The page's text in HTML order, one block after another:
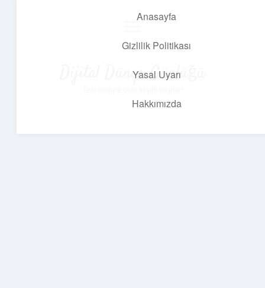
Anasayfa
Gizlilik Politikası
Yasal Uyarı
Hakkımızda
Dijital Dünya Günlüğü